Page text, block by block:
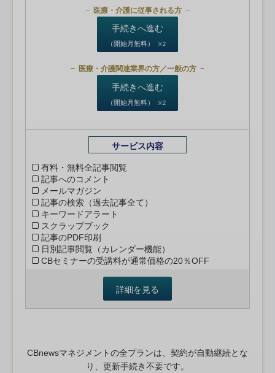
医療・介護に従事される方
手続きへ進む
（開始月無料） ※2
医療・介護関連業界の方／一般の方
手続きへ進む
（開始月無料） ※2
サービス内容
有料・無料全記事閲覧
記事へのコメント
メールマガジン
記事の検索（過去記事全て）
キーワードアラート
スクラップブック
記事のPDF印刷
日別記事閲覧（カレンダー機能）
CBセミナーの受講料が通常価格の20％OFF
詳細を見る
CBnewsマネジメントの全プランは、契約が自動継続とな
り、更新手続き不要です。